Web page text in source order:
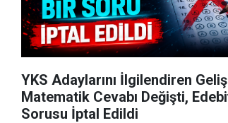
YKS Adaylarını İlgilendiren
Matematik Cevabı Değişti,
Sorusu İptal Edildi